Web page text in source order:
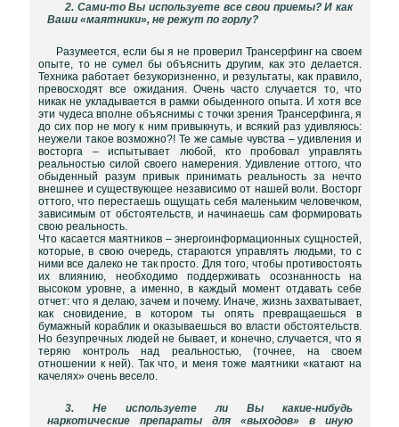
2. Сами-то Вы используете все свои приемы? И как
Ваши «маятники», не режут по горлу?
Разумеется, если бы я не проверил Трансерфинг на своем
опыте, то не сумел бы объяснить другим, как это делается.
Техника работает безукоризненно, и результаты, как правило,
превосходят все ожидания. Очень часто случается то, что
никак не укладывается в рамки обыденного опыта. И хотя все
эти чудеса вполне объяснимы с точки зрения Трансерфинга, я
до сих пор не могу к ним привыкнуть, и всякий раз удивляюсь:
неужели такое возможно?! Те же самые чувства – удивления и
восторга – испытывает любой, кто пробовал управлять
реальностью силой своего намерения. Удивление оттого, что
обыденный разум привык принимать реальность за нечто
внешнее и существующее независимо от нашей воли. Восторг
оттого, что перестаешь ощущать себя маленьким человечком,
зависимым от обстоятельств, и начинаешь сам формировать
свою реальность.
Что касается маятников – энергоинформационных сущностей,
которые, в свою очередь, стараются управлять людьми, то с
ними все далеко не так просто. Для того, чтобы противостоять
их влиянию, необходимо поддерживать осознанность на
высоком уровне, а именно, в каждый момент отдавать себе
отчет: что я делаю, зачем и почему. Иначе, жизнь захватывает,
как сновидение, в котором ты опять превращаешься в
бумажный кораблик и оказываешься во власти обстоятельств.
Но безупречных людей не бывает, и конечно, случается, что я
теряю контроль над реальностью, (точнее, на своем
отношении к ней). Так что, и меня тоже маятники «катают на
качелях» очень весело.
3. Не используете ли Вы какие-нибудь
наркотические препараты для «выходов» в иную